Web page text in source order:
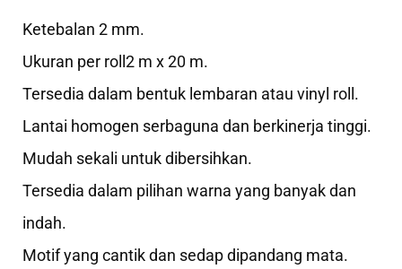
Ketebalan 2 mm.
Ukuran per roll2 m x 20 m.
Tersedia dalam bentuk lembaran atau vinyl roll.
Lantai homogen serbaguna dan berkinerja tinggi.
Mudah sekali untuk dibersihkan.
Tersedia dalam pilihan warna yang banyak dan
indah.
Motif yang cantik dan sedap dipandang mata.